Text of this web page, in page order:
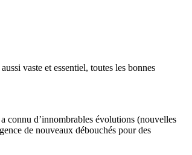
vaste et essentiel, toutes les bonnes
connu d’innombrables évolutions (nouvelles
de nouveaux débouchés pour des